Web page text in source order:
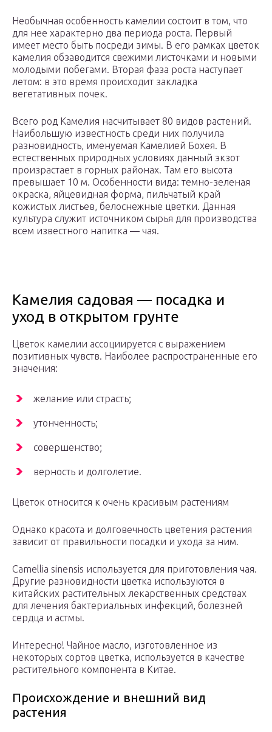
Необычная особенность камелии состоит в том, что
для нее характерно два периода роста. Первый
имеет место быть посреди зимы. В его рамках цветок
камелия обзаводится свежими листочками и новыми
молодыми побегами. Вторая фаза роста наступает
летом: в это время происходит закладка
вегетативных почек.
Всего род Камелия насчитывает 80 видов растений.
Наибольшую известность среди них получила
разновидность, именуемая Камелией Бохея. В
естественных природных условиях данный экзот
произрастает в горных районах. Там его высота
превышает 10 м. Особенности вида: темно-зеленая
окраска, яйцевидная форма, пильчатый край
кожистых листьев, белоснежные цветки. Данная
культура служит источником сырья для производства
всем известного напитка — чая.
Камелия садовая — посадка и
уход в открытом грунте
Цветок камелии ассоциируется с выражением
позитивных чувств. Наиболее распространенные его
значения:
желание или страсть;
утонченность;
совершенство;
верность и долголетие.
Цветок относится к очень красивым растениям
Однако красота и долговечность цветения растения
зависит от правильности посадки и ухода за ним.
Camellia sinensis используется для приготовления чая.
Другие разновидности цветка используются в
китайских растительных лекарственных средствах
для лечения бактериальных инфекций, болезней
сердца и астмы.
Интересно! Чайное масло, изготовленное из
некоторых сортов цветка, используется в качестве
растительного компонента в Китае.
Происхождение и внешний вид
растения